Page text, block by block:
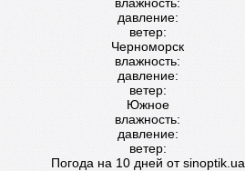
давление:
ветер:
Черноморск
влажность:
давление:
ветер:
Южное
влажность:
давление:
ветер:
Погода на 10 дней отsinoptik.ua